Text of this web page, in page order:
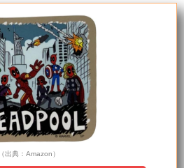
（出典：Amazon）